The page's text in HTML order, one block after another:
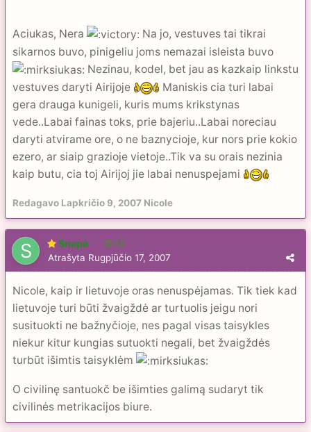
Aciukas, Nera
Na jo, vestuves tai tikrai
sikarnos buvo, pinigeliu joms nemazai isleista buvo
Nezinau, kodel, bet jau as kazkaip linkstu
vestuves daryti Airijoje
Maniskis cia turi labai
gera drauga kunigeli, kuris mums krikstynas
vede..Labai fainas toks, prie bajeriu..Labai noreciau
daryti atvirame ore, o ne baznycioje, kur nors prie kokio
ezero, ar siaip grazioje vietoje..Tik va su orais nezinia
kaip butu, cia toj Airijoj jie labai nenuspejami
Redagavo Lapkričio 9, 2007 Nicole
Snapė 13
Atrašyta Rugpjūčio 17, 2007
Nicole, kaip ir lietuvoje oras nenuspėjamas. Tik tiek kad
lietuvoje turi būti žvaigždė ar turtuolis jeigu nori
susituokti ne bažnyčioje, nes pagal visas taisykles
niekur kitur kungias sutuokti negali, bet žvaigždės
turbūt išimtis taisyklėm
O civilinę santuokč be išimties galimą sudaryt tik
civilinės metrikacijos biure.